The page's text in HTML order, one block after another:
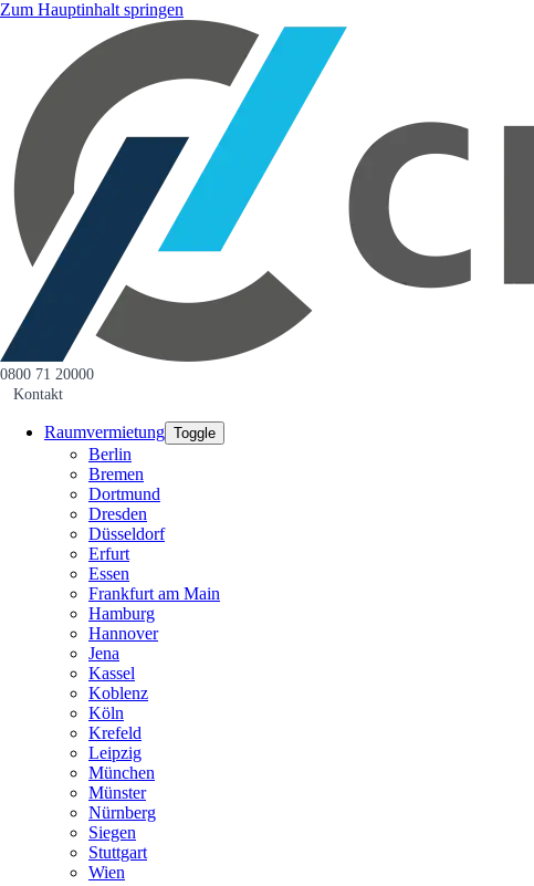
Zum Hauptinhalt springen
0800 71 20000
Kontakt
Raumvermietung Toggle
Berlin
Bremen
Dortmund
Dresden
Düsseldorf
Erfurt
Essen
Frankfurt am Main
Hamburg
Hannover
Jena
Kassel
Koblenz
Köln
Krefeld
Leipzig
München
Münster
Nürnberg
Siegen
Stuttgart
Wien